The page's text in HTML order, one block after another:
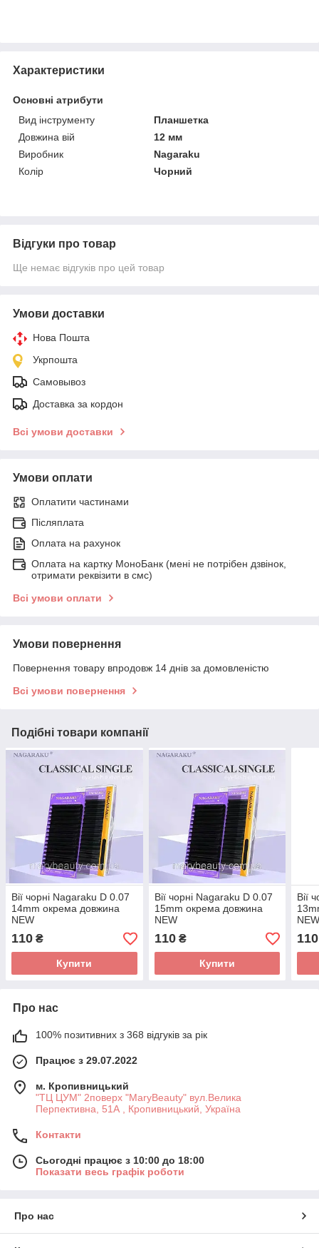
Характеристики
Основні атрибути
Вид інструменту
Планшетка
Довжина вій
12 мм
Виробник
Nagaraku
Колір
Чорний
Відгуки про товар
Ще немає відгуків про цей товар
Умови доставки
Нова Пошта
Укрпошта
Самовывоз
Доставка за кордон
Всі умови доставки
Умови оплати
Оплатити частинами
Післяплата
Оплата на рахунок
Оплата на картку МоноБанк (мені не потрібен дзвінок,
отримати реквізити в смс)
Всі умови оплати
Умови повернення
Повернення товару впродовж 14 днів за домовленістю
Всі умови повернення
Подібні товари компанії
Вії чорні Nagaraku D 0.07
14mm окрема довжина
NEW
110 ₴
Купити
Вії чорні Nagaraku D 0.07
15mm окрема довжина
NEW
110₴
Купити
Вії
110
Про нас
100% позитивних з 368 відгуків за рік
Працює з 29.07.2022
м. Кропивницький
"ТЦ ЦУМ" 2поверх "MaryBeauty" вул.Велика
Перпективна, 51А , Кропивницький, Україна
Контакти
Сьогодні працює з 10:00 до 18:00
Показати весь графік роботи
Про нас